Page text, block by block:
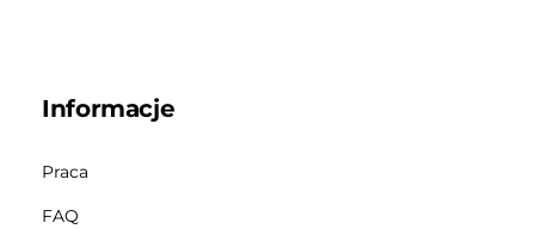
Informacje
Praca
FAQ